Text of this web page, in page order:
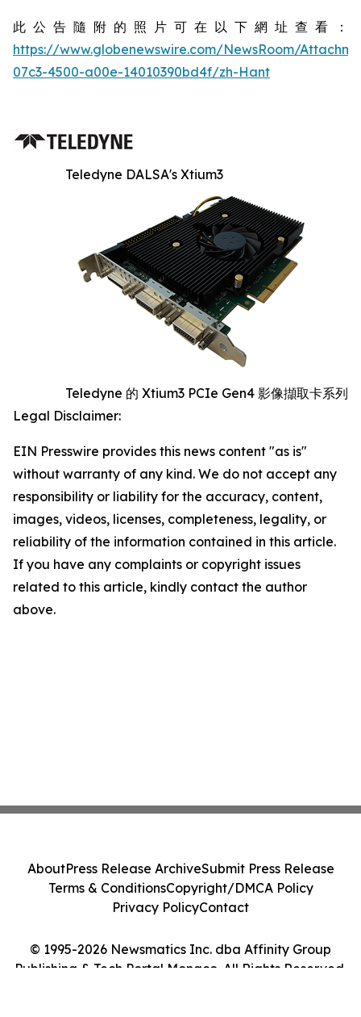
此公告隨附的照片可在以下網址查看：
https://www.globenewswire.com/NewsRoom/
07c3-4500-a00e-14010390bd4f/zh-Hant
Teledyne DALSA's Xtium3
Teledyne 的 Xtium3 PCIe Gen4 影像擷取卡系列
Legal Disclaimer:
EIN Presswire provides this news content "as is"
without warranty of any kind. We do not accept any
responsibility or liability for the accuracy, content,
images, videos, licenses, completeness, legality, or
reliability of the information contained in this article.
If you have any complaints or copyright issues
related to this article, kindly contact the author
above.
© 1995-2026 Newsmatics Inc. dba Affinity Group
Publishing & Tech Portal Monaco. All Rights Reserved.
AboutPress Release ArchiveSubmit Press Release
Terms & ConditionsCopyright/DMCA Policy
Privacy PolicyContact